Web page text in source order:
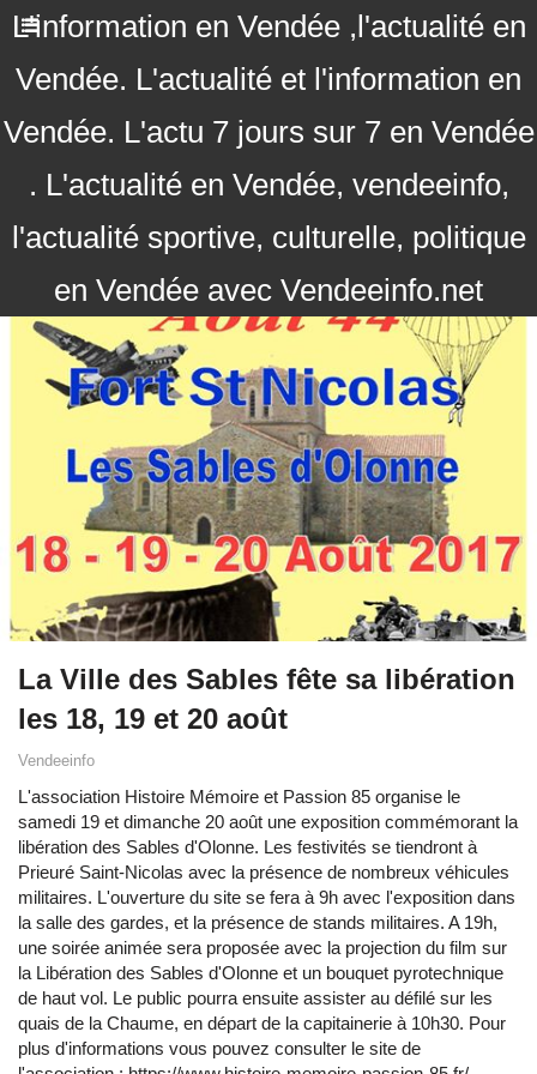
L'information en Vendée ,l'actualité en
Vendée. L'actualité et l'information en
Vendée. L'actu 7 jours sur 7 en Vendée
. L'actualité en Vendée, vendeeinfo,
l'actualité sportive, culturelle, politique
en Vendée avec Vendeeinfo.net
La Ville des Sables fête sa libération
les 18, 19 et 20 août
Vendeeinfo
L'association Histoire Mémoire et Passion 85 organise le
samedi 19 et dimanche 20 août une exposition commémorant la
libération des Sables d'Olonne. Les festivités se tiendront à
Prieuré Saint-Nicolas avec la présence de nombreux véhicules
militaires. L'ouverture du site se fera à 9h avec l'exposition dans
la salle des gardes, et la présence de stands militaires. A 19h,
une soirée animée sera proposée avec la projection du film sur
la Libération des Sables d'Olonne et un bouquet pyrotechnique
de haut vol. Le public pourra ensuite assister au défilé sur les
quais de la Chaume, en départ de la capitainerie à 10h30. Pour
plus d'informations vous pouvez consulter le site de